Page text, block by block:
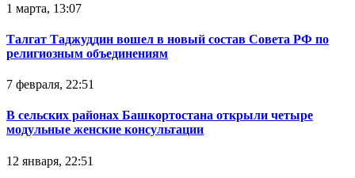
1 марта, 13:07
Талгат Таджуддин вошел в новый состав Совета РФ по
религиозным объединениям
7 февраля, 22:51
В сельских районах Башкортостана открыли четыре
модульные женские консультации
12 января, 22:51